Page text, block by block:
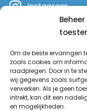
Om de beste ervaringen
zoals cookies om
raadplegen. Door in te
wij gegevens zoals
verwerken. Als je geen
intrekt, kan dit een
en mogelijkheden.
Instagram
YouTube